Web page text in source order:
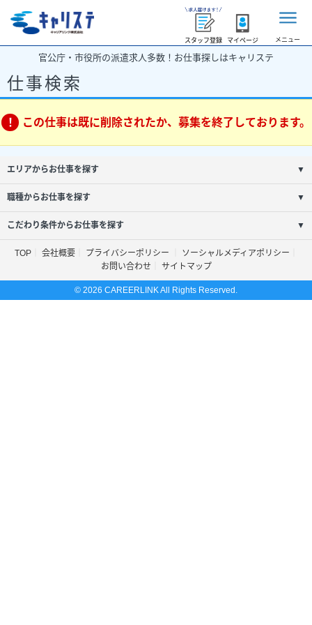
スタッフ登録 マイページ メニュー
官公庁・市役所の派遣求人多数！お仕事探しはキャリステ
仕事検索
この仕事は既に削除されたか、募集を終了しております。
エリアからお仕事を探す ▼
職種からお仕事を探す ▼
こだわり条件からお仕事を探す ▼
TOP 会社概要 プライバシーポリシー
ソーシャルメディアポリシー
お問い合わせ
サイトマップ
© 2026 CAREERLINK All Rights Reserved.